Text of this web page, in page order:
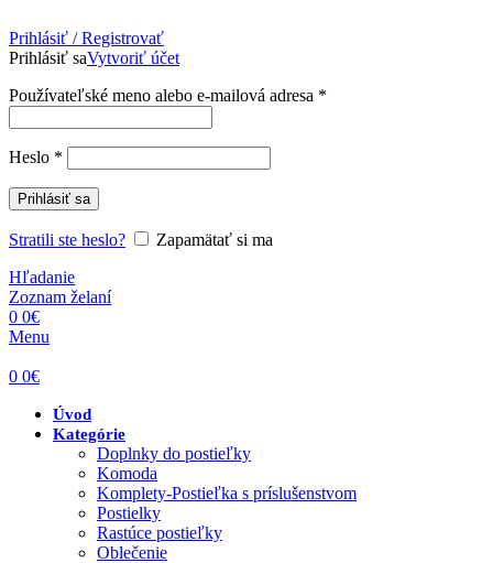
Prihlásiť / Registrovať
Prihlásiť saVytvoriť účet
Používateľské meno alebo e-mailová adresa *
Heslo *
Prihlásiť sa
Stratili ste heslo?
Zapamätať si ma
Hľadanie
Zoznam želaní
0 0€
Menu
0 0€
Úvod
Kategórie
Doplnky do postieľky
Komoda
Komplety-Postieľka s príslušenstvom
Postielky
Rastúce postieľky
Oblečenie